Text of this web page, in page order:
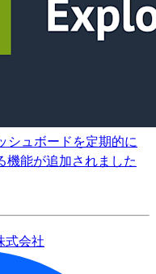
シュボードを定期的に
機能が追加されました
式会社